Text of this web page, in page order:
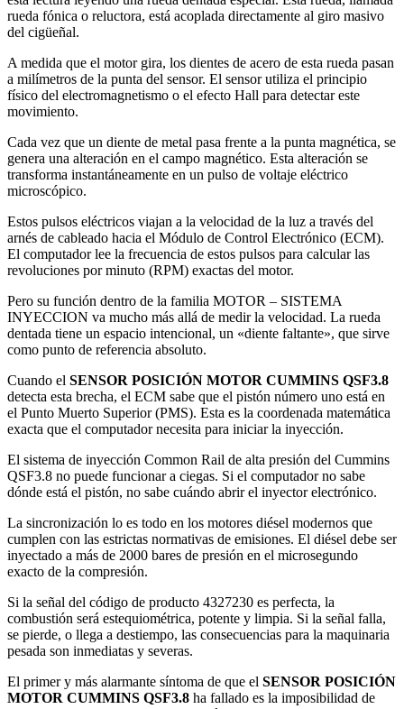
rueda fónica o reluctora, está acoplada directamente al giro masivo
del cigüeñal.
A medida que el motor gira, los dientes de acero de esta rueda pasan
a milímetros de la punta del sensor. El sensor utiliza el principio
físico del electromagnetismo o el efecto Hall para detectar este
movimiento.
Cada vez que un diente de metal pasa frente a la punta magnética, se
genera una alteración en el campo magnético. Esta alteración se
transforma instantáneamente en un pulso de voltaje eléctrico
microscópico.
Estos pulsos eléctricos viajan a la velocidad de la luz a través del
arnés de cableado hacia el Módulo de Control Electrónico (ECM).
El computador lee la frecuencia de estos pulsos para calcular las
revoluciones por minuto (RPM) exactas del motor.
Pero su función dentro de la familia MOTOR – SISTEMA
INYECCION va mucho más allá de medir la velocidad. La rueda
dentada tiene un espacio intencional, un «diente faltante», que sirve
como punto de referencia absoluto.
Cuando el SENSOR POSICIÓN MOTOR CUMMINS QSF3.8
detecta esta brecha, el ECM sabe que el pistón número uno está en
el Punto Muerto Superior (PMS). Esta es la coordenada matemática
exacta que el computador necesita para iniciar la inyección.
El sistema de inyección Common Rail de alta presión del Cummins
QSF3.8 no puede funcionar a ciegas. Si el computador no sabe
dónde está el pistón, no sabe cuándo abrir el inyector electrónico.
La sincronización lo es todo en los motores diésel modernos que
cumplen con las estrictas normativas de emisiones. El diésel debe ser
inyectado a más de 2000 bares de presión en el microsegundo
exacto de la compresión.
Si la señal del código de producto 4327230 es perfecta, la
combustión será estequiométrica, potente y limpia. Si la señal falla,
se pierde, o llega a destiempo, las consecuencias para la maquinaria
pesada son inmediatas y severas.
El primer y más alarmante síntoma de que el SENSOR POSICIÓN
MOTOR CUMMINS QSF3.8 ha fallado es la imposibilidad de